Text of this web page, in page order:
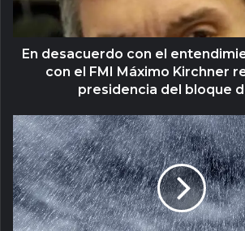
En desacuerdo con el
con el FMI Máximo Kirchner
presidencia del bloque